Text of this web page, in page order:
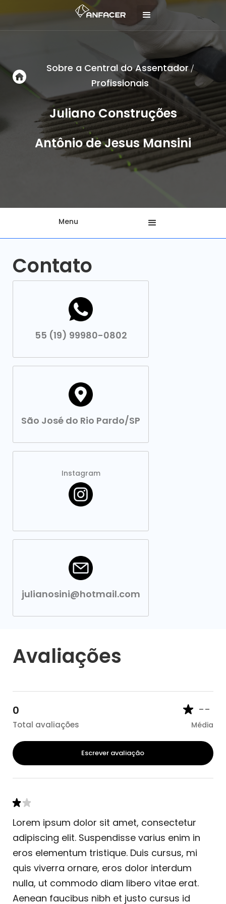
Sobre a Central do Assentador/
Profissionais
Juliano Construções
Antônio de Jesus Mansini
Menu
Contato
55 (19) 99980-0802
São José do Rio Pardo/SP
Instagram
julianosini@hotmail.com
Avaliações
0
Total avaliações
--
Média
Escrever avaliação
Lorem ipsum dolor sit amet, consectetur
adipiscing elit. Suspendisse varius enim in
eros elementum tristique. Duis cursus, mi
quis viverra ornare, eros dolor interdum
nulla, ut commodo diam libero vitae erat.
Aenean faucibus nibh et justo cursus id